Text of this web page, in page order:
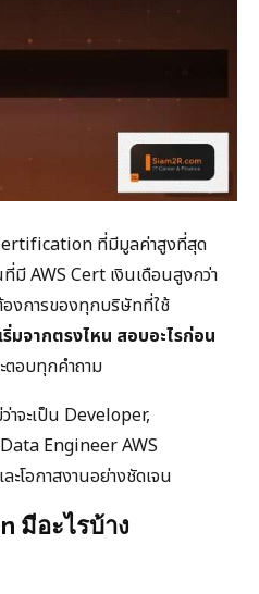
ที่มีมูลค่าสูงที่สุด
มี AWS Cert เงินเดือนสูงกว่า
งการของทุกบริษัทที่ใช้
เริ่มจากตรงไหน สอบอะไรก่อน
ตอบทุกคำถาม
จะเป็น Developer,
Engineer AWS
โอกาสงานอย่างชัดเจน
มีอะไรบ้าง